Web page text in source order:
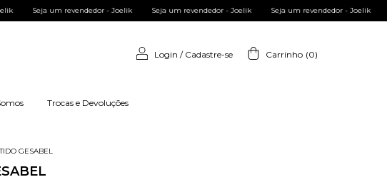
Joelik Seja um revendedor - Joelik Seja um revendedor - Joelik Seja um revendedor - Joelik
Login / Cadastre-se Carrinho (0)
Trocas e Devoluções
GESABEL